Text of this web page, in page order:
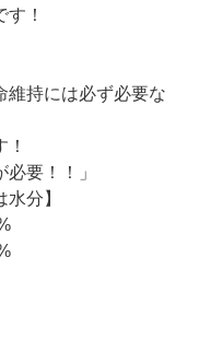
！
維持には必ず必要な
必要！！」
水分】